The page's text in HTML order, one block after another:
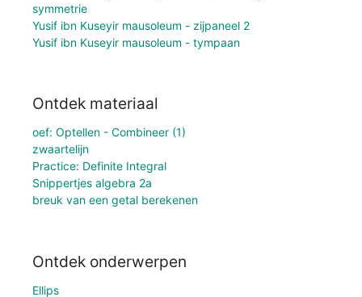
symmetrie
Yusif ibn Kuseyir mausoleum - zijpaneel 2
Yusif ibn Kuseyir mausoleum - tympaan
Ontdek materiaal
oef: Optellen - Combineer (1)
zwaartelijn
Practice: Definite Integral
Snippertjes algebra 2a
breuk van een getal berekenen
Ontdek onderwerpen
Ellips